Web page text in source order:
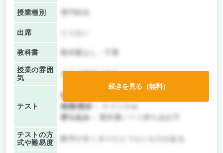
授業種別
出席
教科書 教科書なし・不要
授業の雰囲
気
先生の講義が中心
テスト
前期/中間：
後期/期末：
持ち込み：
教科書ノート持ち込み可
テストの方
式や難易度
数学が全くダメだとつらいものがある
続きを見る（無料）